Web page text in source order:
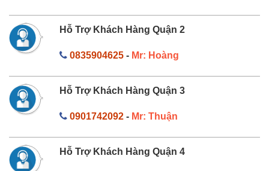
Hỗ Trợ Khách Hàng Quận 2
0835904625- Mr: Hoàng
Hỗ Trợ Khách Hàng Quận 3
0901742092- Mr: Thuận
Hỗ Trợ Khách Hàng Quận 4